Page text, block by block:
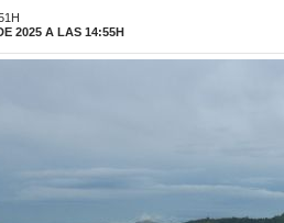
2025 A LAS 14:55H